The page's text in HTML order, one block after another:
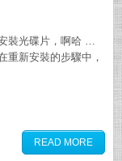
裝光碟片，啊哈 …
重新安裝的步驟中，
READ MORE